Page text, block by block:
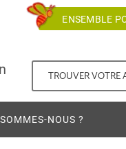
ENSEMBLE
TROUVER VOTRE
NOUS ?